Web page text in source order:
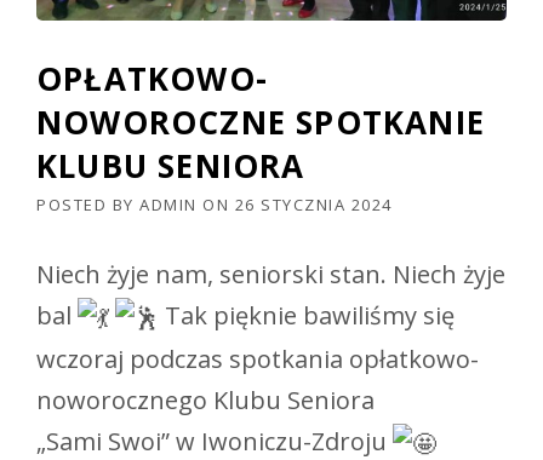
OPŁATKOWO-
NOWOROCZNE SPOTKANIE
KLUBU SENIORA
POSTED BY ADMIN ON 26 STYCZNIA 2024
Niech żyje nam, seniorski stan. Niech żyje
bal
Tak pięknie bawiliśmy się
wczoraj podczas spotkania opłatkowo-
noworocznego Klubu Seniora
„Sami Swoi” w Iwoniczu-Zdroju